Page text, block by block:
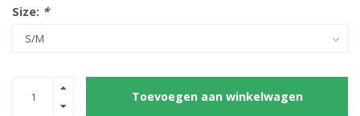
Size: *
Toevoegen aan winkelwagen